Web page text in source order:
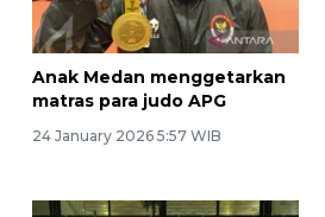
Anak Medan menggetarkan
matras para judo APG
24 January 2026 5:57 WIB